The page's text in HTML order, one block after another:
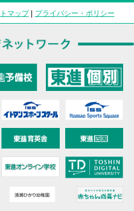
マップ| プライバシー・ポリシー